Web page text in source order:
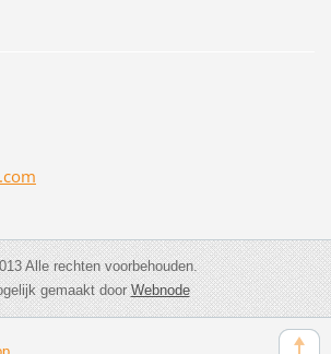
Alle rechten voorbehouden.
gemaakt doorWebnode